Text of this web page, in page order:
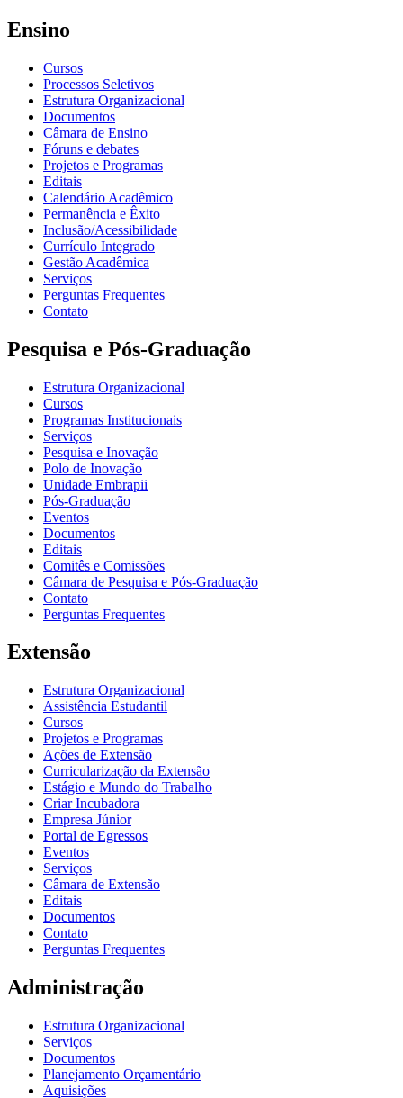
Ensino
Cursos
Processos Seletivos
Estrutura Organizacional
Documentos
Câmara de Ensino
Fóruns e debates
Projetos e Programas
Editais
Calendário Acadêmico
Permanência e Êxito
Inclusão/Acessibilidade
Currículo Integrado
Gestão Acadêmica
Serviços
Perguntas Frequentes
Contato
Pesquisa e Pós-Graduação
Estrutura Organizacional
Cursos
Programas Institucionais
Serviços
Pesquisa e Inovação
Polo de Inovação
Unidade Embrapii
Pós-Graduação
Eventos
Documentos
Editais
Comitês e Comissões
Câmara de Pesquisa e Pós-Graduação
Contato
Perguntas Frequentes
Extensão
Estrutura Organizacional
Assistência Estudantil
Cursos
Projetos e Programas
Ações de Extensão
Curricularização da Extensão
Estágio e Mundo do Trabalho
Criar Incubadora
Empresa Júnior
Portal de Egressos
Eventos
Serviços
Câmara de Extensão
Editais
Documentos
Contato
Perguntas Frequentes
Administração
Estrutura Organizacional
Serviços
Documentos
Planejamento Orçamentário
Aquisições